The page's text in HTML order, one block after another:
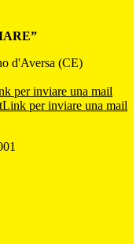
d'Aversa (CE)
per inviare una mail
Link per inviare una mail